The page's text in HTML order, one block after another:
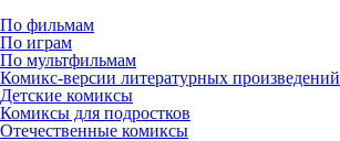
По фильмам
По играм
По мультфильмам
Комикс-версии литературных произведений
Детские комиксы
Комиксы для подростков
Отечественные комиксы